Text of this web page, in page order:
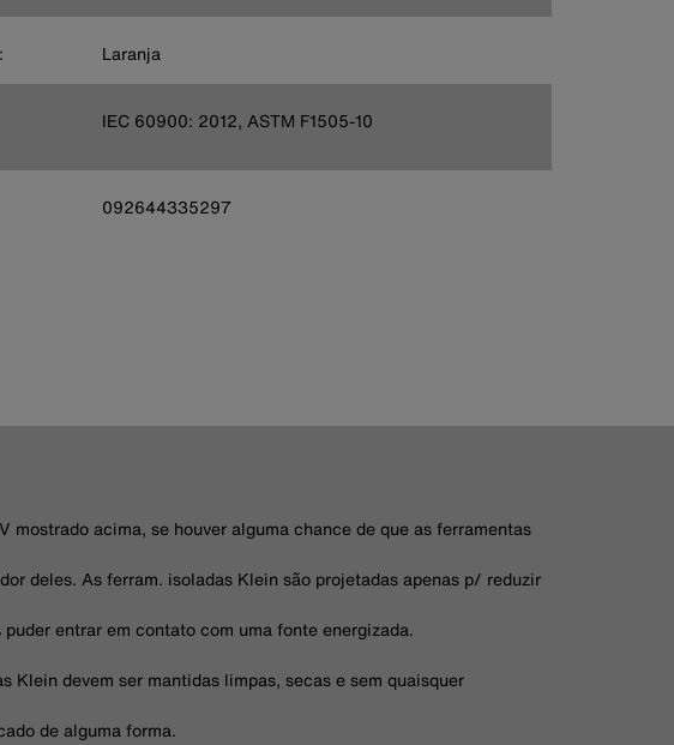
Laranja
IEC 60900: 2012, ASTM F1505-10
092644335297
acima, se houver alguma chance de que as ferramentas
deles. As ferram. isoladas Klein são projetadas apenas p/ reduzir
entrar em contato com uma fonte energizada.
devem ser mantidas limpas, secas e sem quaisquer
de alguma forma.